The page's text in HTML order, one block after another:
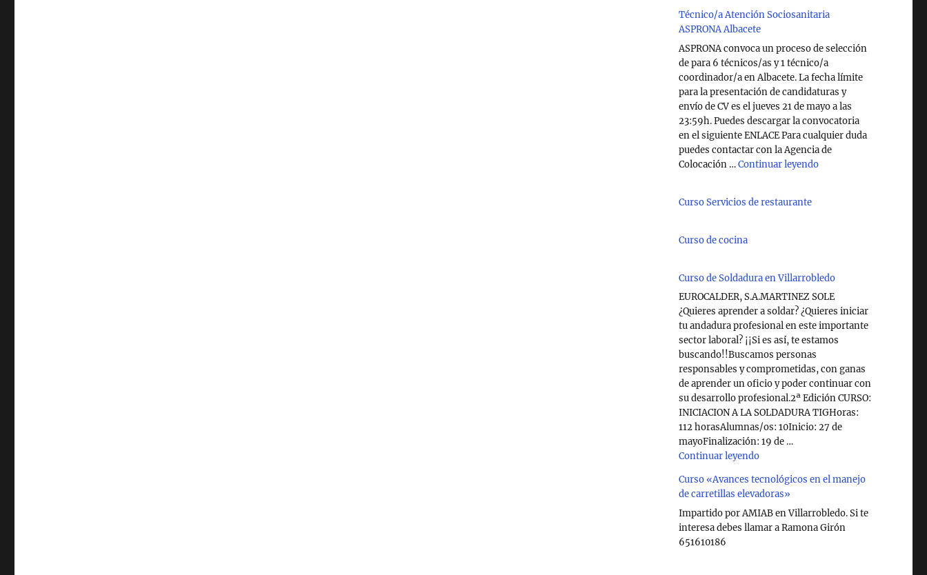
Técnico/a Atención Sociosanitaria
ASPRONA Albacete
ASPRONA convoca un proceso de selección
de para 6 técnicos/as y 1 técnico/a
coordinador/a en Albacete. La fecha límite
para la presentación de candidaturas y
envío de CV es el jueves 21 de mayo a las
23:59h. Puedes descargar la convocatoria
en el siguiente ENLACE Para cualquier duda
puedes contactar con la Agencia de
Colocación …Continuar leyendo"Técnico/a Atención
Curso Servicios de restaurante
Curso de cocina
Curso de Soldadura en Villarrobledo
EUROCALDER, S.A.MARTINEZ SOLE
¿Quieres aprender a soldar? ¿Quieres iniciar
tu andadura profesional en este importante
sector laboral? ¡¡Si es así, te estamos
buscando!!Buscamos personas
responsables y comprometidas, con ganas
de aprender un oficio y poder continuar con
su desarrollo profesional.2ª Edición CURSO:
INICIACION A LA SOLDADURA TIGHoras:
112 horasAlumnas/os: 10Inicio: 27 de
mayoFinalización: 19 de …
Continuar leyendo"Curso de Soldadura en Villarrobledo"
Curso «Avances tecnológicos en el manejo
de carretillas elevadoras»
Impartido por AMIAB en Villarrobledo. Si te
interesa debes llamar a Ramona Girón
651610186